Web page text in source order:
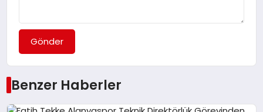
Gönder
Benzer Haberler